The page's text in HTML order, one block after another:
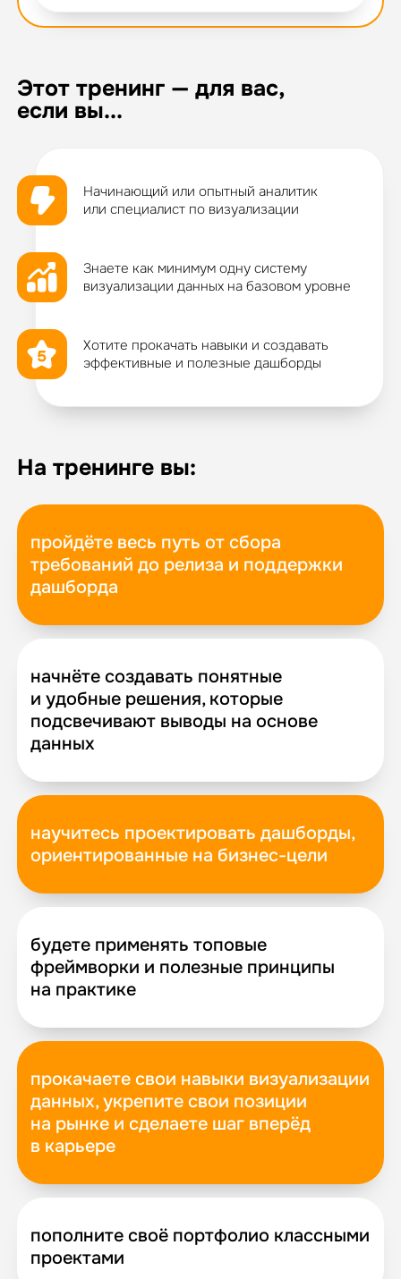
Этот тренинг — для вас,
если вы...
Начинающий или опытный аналитик
или специалист по визуализации
Знаете как минимум одну cистему
визуализации данных на базовом уровне
Хотите прокачать навыки и создавать
эффективные и полезные дашборды
На тренинге вы:
пройдёте весь путь от сбора
требований до релиза и поддержки
дашборда
начнёте создавать понятные
и удобные решения, которые
подсвечивают выводы на основе
данных
научитесь проектировать дашборды,
ориентированные на бизнес-цели
будете применять топовые
фреймворки и полезные принципы
на практике
прокачаете свои навыки визуализации
данных, укрепите свои позиции
на рынке и сделаете шаг вперёд
в карьере
пополните своё портфолио классными
проектами